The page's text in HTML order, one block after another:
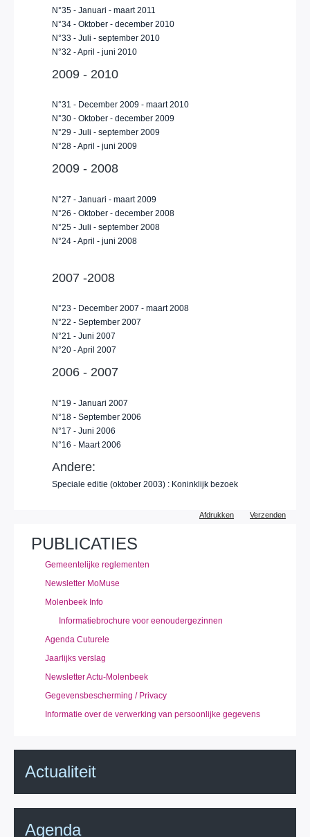
N°35 - Januari - maart 2011
N°34 - Oktober - december 2010
N°33 - Juli - september 2010
N°32 - April - juni 2010
2009 - 2010
N°31 - December 2009 - maart 2010
N°30 - Oktober - december 2009
N°29 - Juli - september 2009
N°28 - April - juni 2009
2009 - 2008
N°27 - Januari - maart 2009
N°26 - Oktober - december 2008
N°25 - Juli - september 2008
N°24 - April - juni 2008
2007 -2008
N°23 - December 2007 - maart 2008
N°22 - September 2007
N°21 - Juni 2007
N°20 - April 2007
2006 - 2007
N°19 - Januari 2007
N°18 - September 2006
N°17 - Juni 2006
N°16 - Maart 2006
Andere:
Speciale editie (oktober 2003) : Koninklijk bezoek
Afdrukken Verzenden
PUBLICATIES
Gemeentelijke reglementen
Newsletter MoMuse
Molenbeek Info
Informatiebrochure voor eenoudergezinnen
Agenda Cuturele
Jaarlijks verslag
Newsletter Actu-Molenbeek
Gegevensbescherming / Privacy
Informatie over de verwerking van persoonlijke gegevens
Actualiteit
Agenda